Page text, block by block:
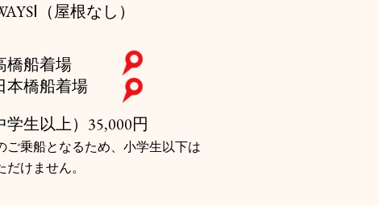
（屋根なし）
橋船着場
本橋船着場
学生以上）35,000円
乗船となるため、小学生以下は
だけません。